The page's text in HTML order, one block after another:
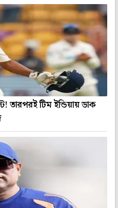
তারপরই টিম ইন্ডিয়ায় ডাক